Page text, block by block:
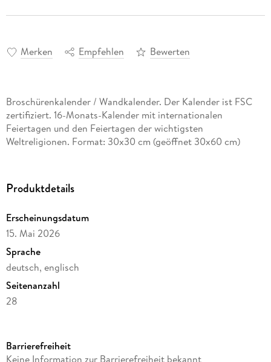
Merken Empfehlen Bewerten
Broschürenkalender / Wandkalender. Der Kalender ist FSC
zertifiziert. 16-Monats-Kalender mit internationalen
Feiertagen und den Feiertagen der wichtigsten
Weltreligionen. Format: 30x30 cm (geöffnet 30x60 cm)
Produktdetails
Erscheinungsdatum
15. Mai 2026
Sprache
deutsch, englisch
Seitenanzahl
28
Verlag/Hersteller
Barrierefreiheit
Keine Information zur Barrierefreiheit bekannt